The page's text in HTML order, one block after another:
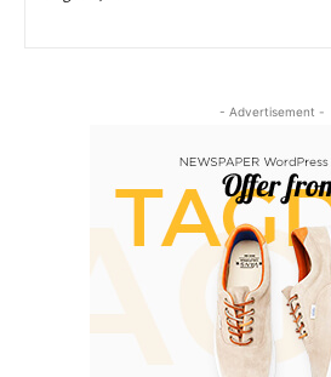
- Advertisement -